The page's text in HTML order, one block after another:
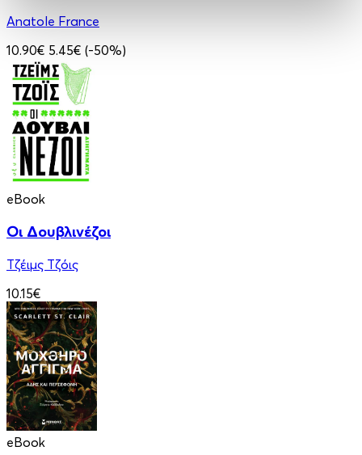
Anatole France
10.90€ 5.45€ (-50%)
eBook
Οι Δουβλινέζοι
Τζέιμς Τζόις
10.15€
eBook